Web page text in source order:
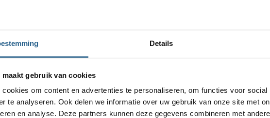
Details
maakt gebruik van cookies
cookies om content en advertenties te personaliseren, om functies voor
te analyseren. Ook delen we informatie over uw gebruik van onze site met
en analyse. Deze partners kunnen deze gegevens combineren met